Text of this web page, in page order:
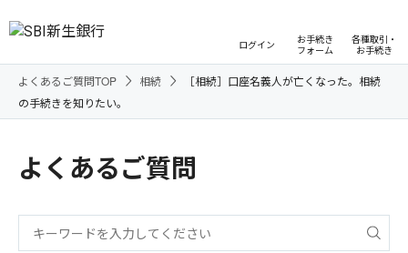
ログイン
お手続き
フォーム
各種取引・
お手続き
よくあるご質問TOP 相続
［相続］口座名義人が亡くなった。相続
の手続きを知りたい。
よくあるご質問